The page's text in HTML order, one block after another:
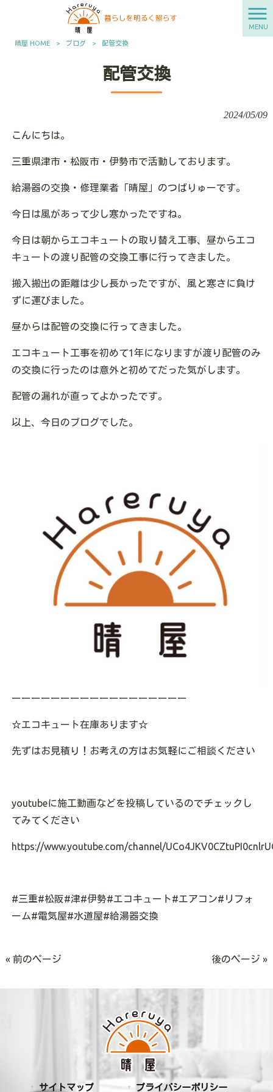
MENU
晴屋 HOME > ブログ > 配管交換
配管交換
2024/05/09
こんにちは。
三重県津市・松阪市・伊勢市で活動しております。
給湯器の交換・修理業者「晴屋」のつばりゅーです。
今日は風があって少し寒かったですね。
今日は朝からエコキュートの取り替え工事、昼からエコ
キュートの渡り配管の交換工事に行ってきました。
搬入搬出の距離は少し長かったですが、風と寒さに負け
ずに運びました。
昼からは配管の交換に行ってきました。
エコキュート工事を初めて1年になりますが渡り配管のみ
の交換に行ったのは意外と初めてだった気がします。
配管の漏れが直ってよかったです。
以上、今日のブログでした。
ーーーーーーーーーーーーーーーーーー
☆エコキュート在庫あります☆
先ずはお見積り！お考えの方はお気軽にご相談ください
youtubeに施工動画などを投稿しているのでチェックし
てみてください
https://www.youtube.com/channel/
#三重#松阪#津#伊勢#エコキュート#エアコン#リフォ
ーム#電気屋#水道屋#給湯器交換
« 前のページ 後のページ »
サイトマップ プライバシーポリシー